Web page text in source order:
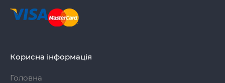
Корисна інформація
Головна